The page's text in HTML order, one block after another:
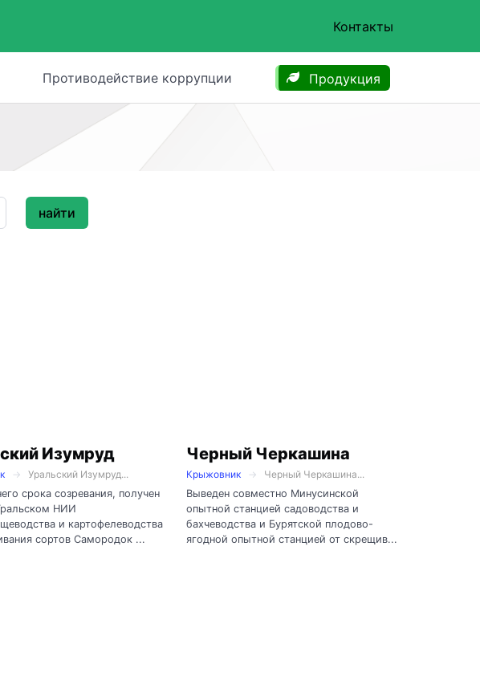
Контакты
Противодействие коррупции Продукция
найти
Изумруд
Уральский Изумруд...
срока созревания, получен
НИИ
и картофелеводства
сортов Самородок ...
Черный Черкашина
Крыжовник
Черный Черкашина...
Выведен совместно Минусинской
опытной станцией садоводства и
бахчеводства и Бурятской плодово-
ягодной опытной станцией от скрещив...